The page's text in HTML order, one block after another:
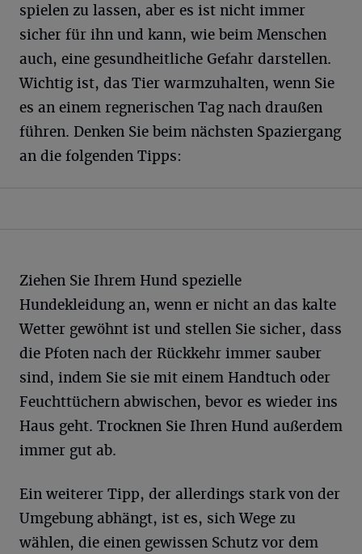
spielen zu lassen, aber es ist nicht immer
sicher für ihn und kann, wie beim Menschen
auch, eine gesundheitliche Gefahr darstellen.
Wichtig ist, das Tier warmzuhalten, wenn Sie
es an einem regnerischen Tag nach draußen
führen. Denken Sie beim nächsten Spaziergang
an die folgenden Tipps:
Ziehen Sie Ihrem Hund spezielle
Hundekleidung an, wenn er nicht an das kalte
Wetter gewöhnt ist und stellen Sie sicher, dass
die Pfoten nach der Rückkehr immer sauber
sind, indem Sie sie mit einem Handtuch oder
Feuchttüchern abwischen, bevor es wieder ins
Haus geht. Trocknen Sie Ihren Hund außerdem
immer gut ab.
Ein weiterer Tipp, der allerdings stark von der
Umgebung abhängt, ist es, sich Wege zu
wählen, die einen gewissen Schutz vor dem